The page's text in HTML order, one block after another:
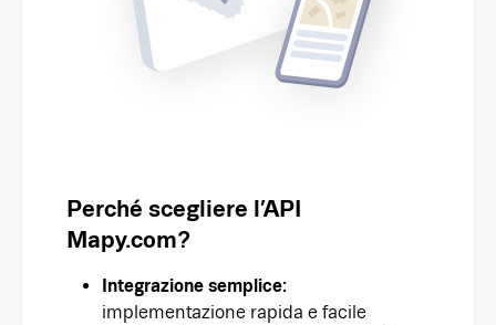
Perché scegliere l’API
Mapy.com?
Integrazione semplice:
implementazione rapida e facile